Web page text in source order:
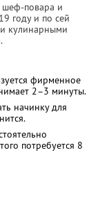
шеф-повара и
году и по сей
кулинарными
фирменное
2–3 минуты.
начинку для
потребуется 8